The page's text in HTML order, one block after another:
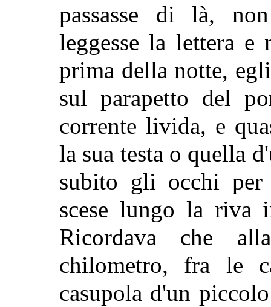
passasse di là,
leggesse la lettera e
prima della notte,
sul parapetto del
corrente livida, e
la sua testa o quella
subito gli occhi per
scese lungo la riva
Ricordava che
chilometro, fra le
casupola d'un